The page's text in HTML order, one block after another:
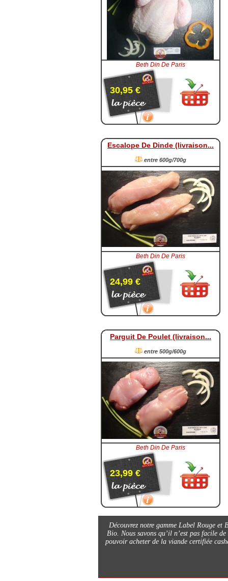
Beth Din De Paris
30,95 €
Beth Din De Paris
Escalope De Dinde (livraison...
entre 600g/700g
24,99 €
Beth Din De Paris
Parguit De Poulet (livraison...
entre 500g/600g
23,99 €
Découvrez notre gamme Label Rouge et
Bio. Nous savons qu’il n’est pas facile
pouvoir acheter de la viande certifiée